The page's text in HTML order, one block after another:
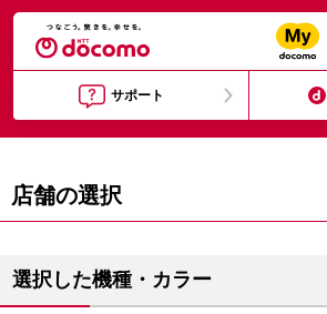
サポート
店舗の選択
選択した機種・カラー